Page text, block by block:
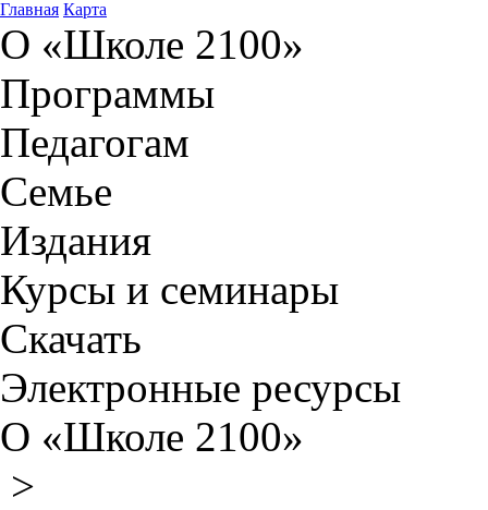
Главная Карта
О «Школе 2100»
Программы
Педагогам
Семье
Издания
Курсы и семинары
Скачать
Электронные ресурсы
О «Школе 2100»
>